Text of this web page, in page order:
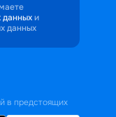
данных и
данных
в предстоящих